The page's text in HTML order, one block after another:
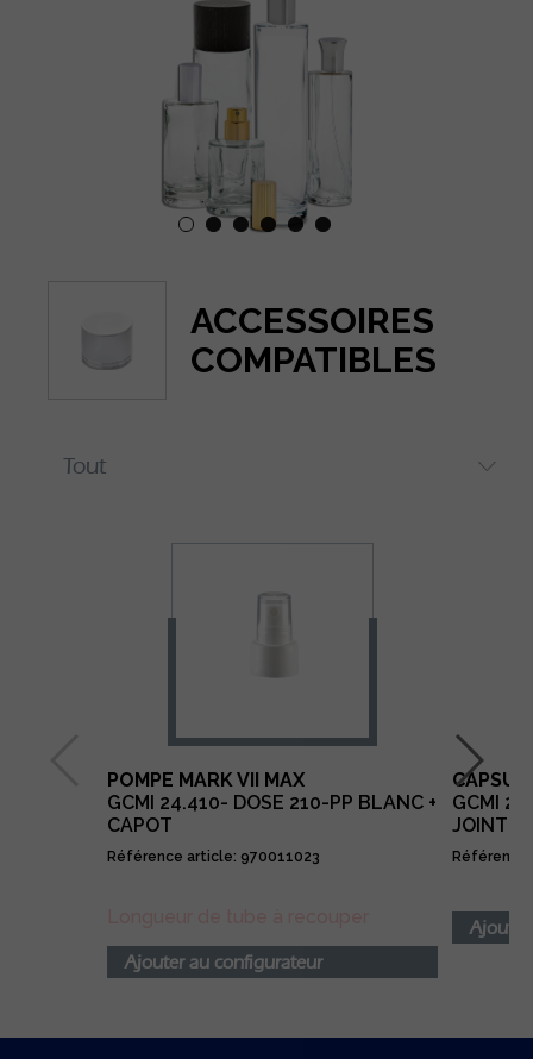
ACCESSOIRES
COMPATIBLES
POMPE MARK VII MAX
GCMI 24.410- DOSE 210-PP BLANC +
CAPOT
Référence article: 970011023
Ajouter au configurateur
GCMI
JOINT
Référence